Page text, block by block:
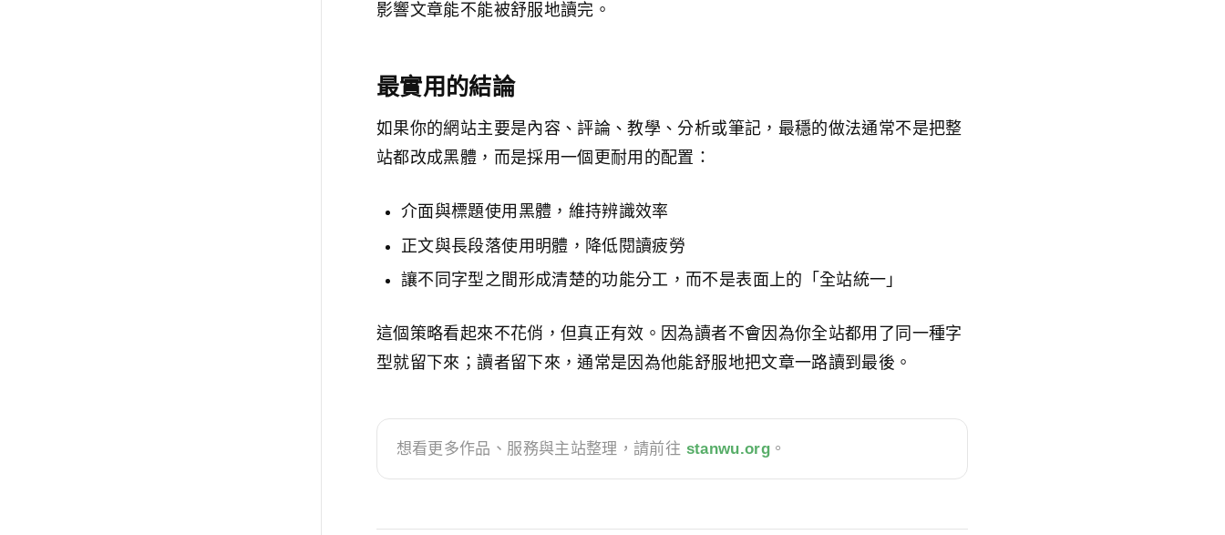
影響文章能不能被舒服地讀完。
最實用的結論
如果你的網站主要是內容、評論、教學、分析或筆記，最穩的做法通常不是把整
站都改成黑體，而是採用一個更耐用的配置：
介面與標題使用黑體，維持辨識效率
正文與長段落使用明體，降低閱讀疲勞
讓不同字型之間形成清楚的功能分工，而不是表面上的「全站統一」
這個策略看起來不花俏，但真正有效。因為讀者不會因為你全站都用了同一種字
型就留下來；讀者留下來，通常是因為他能舒服地把文章一路讀到最後。
想看更多作品、服務與主站整理，請前往 stanwu.org 。